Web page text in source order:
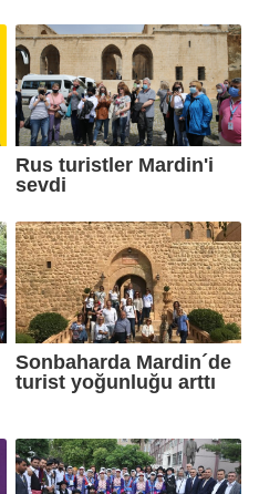
Rus turistler Mardin'i
sevdi
Sonbaharda Mardin´de
turist yoğunluğu arttı